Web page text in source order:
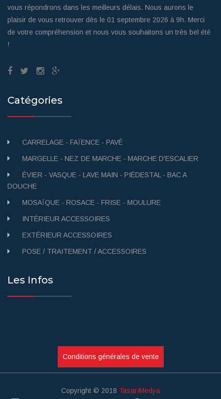
vous répondrons dans les meilleurs délais. Nous aurons le
plaisir de vous retrouver dès le 01 septembre 2026 à 9h. Merci
de votre compréhension et nous vous souhaitons un très bel été
!
Catégories
CARRELAGE - FAÏENCE - PAVÉ
MARGELLE - NEZ DE MARCHE - MARCHE D'ESCALIER
ÉVIER - VASQUE - LAVE MAIN - PIÉDESTAL - BAC A
DOUCHE
MOSAÏQUE - ROSACE - FRISE - MOULURE
INTÉRIEUR ACCESSOIRES
EXTÉRIEUR ACCESSOIRES
POSE / TRAITEMENT / ACCESSOIRES
Les Infos
Conditions générales de vente
Copyright © 2018 TasarıMedya